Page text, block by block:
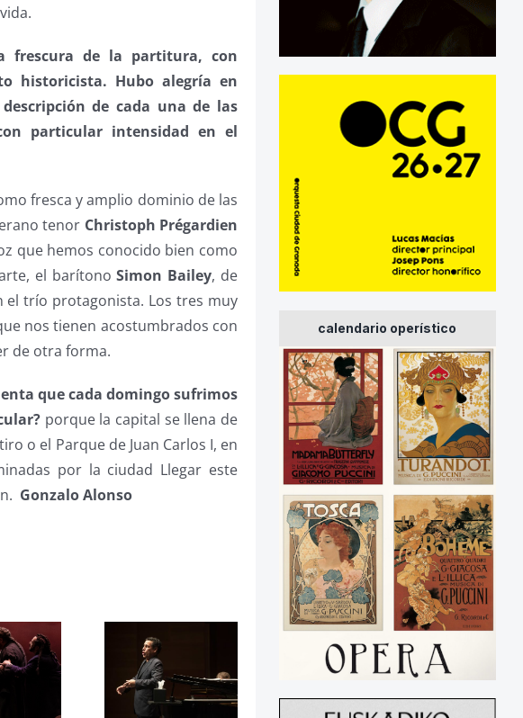
frescura de la partitura, con
historicista. Hubo alegría en
de cada una de las
particular intensidad en el
fresca y amplio dominio de las
tenor Christoph Prégardien
que hemos conocido bien como
el barítonoSimon Bailey, de
trío protagonista. Los tres muy
nos tienen acostumbrados con
de otra forma.
que cada domingo sufrimos
porque la capital se llena de
o el Parque de Juan Carlos I, en
por la ciudad Llegar este
Gonzalo Alonso
calendario operístico